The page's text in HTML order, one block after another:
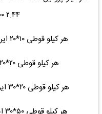
۲.۴۴ ۱۳۰,۰۰۰ (۰.۰۰%)۰
هر کیلو قوطی ۱۰*۲۰ ایرانی شاخه ۴.۵ ۱۳۰,۰۰۰ (۰.۰۰%)۰
هر کیلو قوطی ۲۰*۲۰ ایرانی - ۷ ۱۳۰,۰۰۰ (۰.۰۰%)۰
هر کیلو قوطی ۲۰*۳۰ ایرانی شاخه ۹.۵ ۱۳۰,۰۰۰ (۰.۰۰%)۰